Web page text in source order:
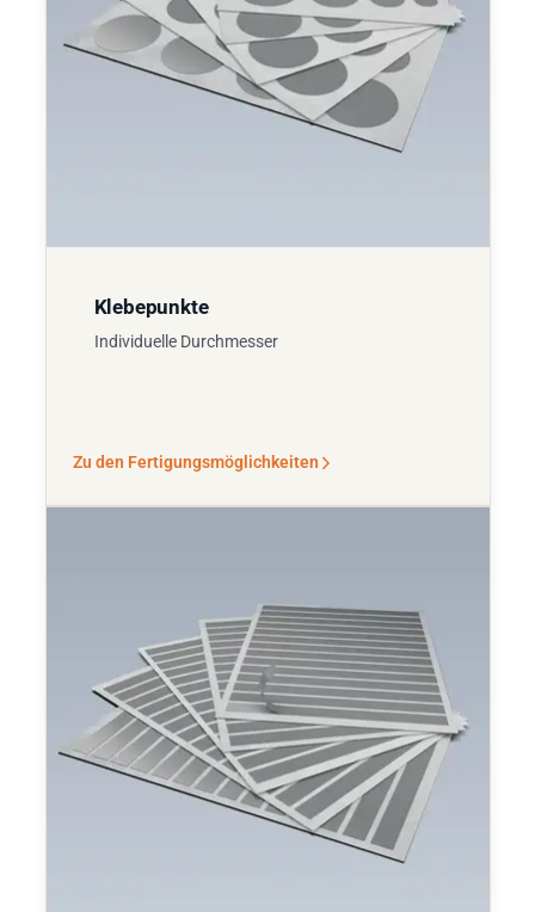
Klebepunkte
Individuelle Durchmesser
Zu den Fertigungsmöglichkeiten